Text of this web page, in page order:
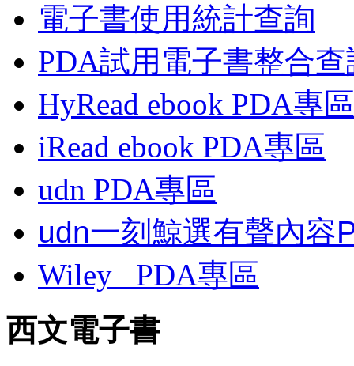
電子書使用統計查詢
PDA試用電子書整合查
HyRead ebook PDA專區
iRead ebook PDA專區
udn PDA專區
udn一刻鯨選有聲內容
Wiley
PDA專區
西文電子書